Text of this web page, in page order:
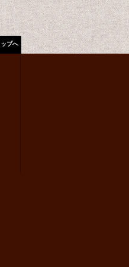
プへ